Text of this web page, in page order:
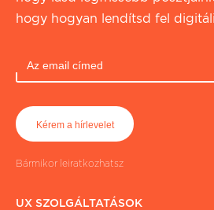
hogy hogyan lendítsd fel
Bármikor leiratkozhatsz
UX SZOLGÁLTATÁSOK